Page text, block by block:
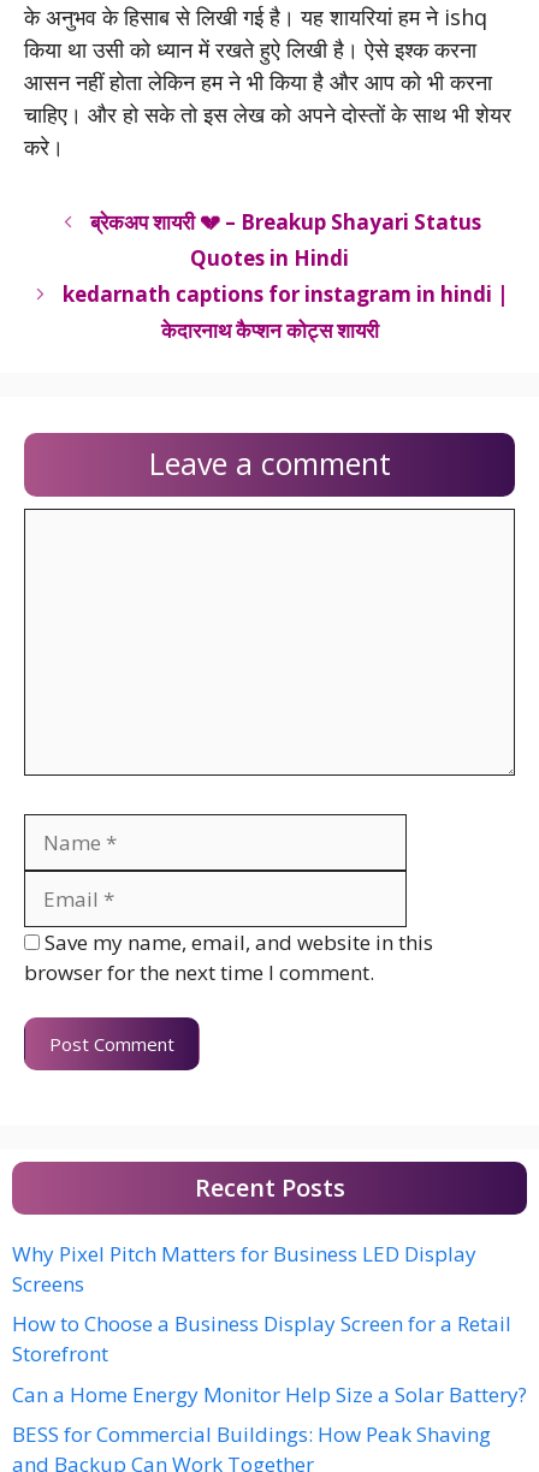
के अनुभव के हिसाब से लिखी गई है। यह शायरियां हम ने ishq
किया था उसी को ध्यान में रखते हुऐ लिखी है। ऐसे इश्क करना
आसन नहीं होता लेकिन हम ने भी किया है और आप को भी करना
चाहिए। और हो सके तो इस लेख को अपने दोस्तों के साथ भी शेयर
करे।
ब्रेकअप शायरी 💔 – Breakup Shayari Status
Quotes in Hindi
kedarnath captions for instagram in hindi |
केदारनाथ कैप्शन कोट्स शायरी
Leave a comment
Save my name, email, and website in this
browser for the next time I comment.
Recent Posts
Why Pixel Pitch Matters for Business LED Display
Screens
How to Choose a Business Display Screen for a Retail
Storefront
Can a Home Energy Monitor Help Size a Solar Battery?
BESS for Commercial Buildings: How Peak Shaving
and Backup Can Work Together